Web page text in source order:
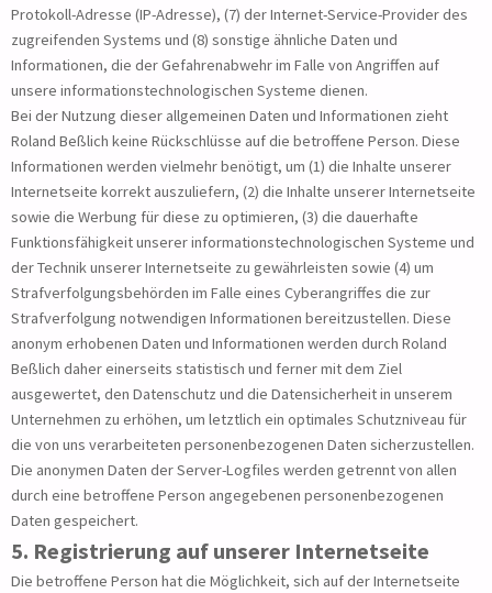
Protokoll-Adresse (IP-Adresse), (7) der Internet-Service-Provider des
zugreifenden Systems und (8) sonstige ähnliche Daten und
Informationen, die der Gefahrenabwehr im Falle von Angriffen auf
unsere informationstechnologischen Systeme dienen.
Bei der Nutzung dieser allgemeinen Daten und Informationen zieht
Roland Beßlich keine Rückschlüsse auf die betroffene Person. Diese
Informationen werden vielmehr benötigt, um (1) die Inhalte unserer
Internetseite korrekt auszuliefern, (2) die Inhalte unserer Internetseite
sowie die Werbung für diese zu optimieren, (3) die dauerhafte
Funktionsfähigkeit unserer informationstechnologischen Systeme und
der Technik unserer Internetseite zu gewährleisten sowie (4) um
Strafverfolgungsbehörden im Falle eines Cyberangriffes die zur
Strafverfolgung notwendigen Informationen bereitzustellen. Diese
anonym erhobenen Daten und Informationen werden durch Roland
Beßlich daher einerseits statistisch und ferner mit dem Ziel
ausgewertet, den Datenschutz und die Datensicherheit in unserem
Unternehmen zu erhöhen, um letztlich ein optimales Schutzniveau für
die von uns verarbeiteten personenbezogenen Daten sicherzustellen.
Die anonymen Daten der Server-Logfiles werden getrennt von allen
durch eine betroffene Person angegebenen personenbezogenen
Daten gespeichert.
5. Registrierung auf unserer Internetseite
Die betroffene Person hat die Möglichkeit, sich auf der Internetseite